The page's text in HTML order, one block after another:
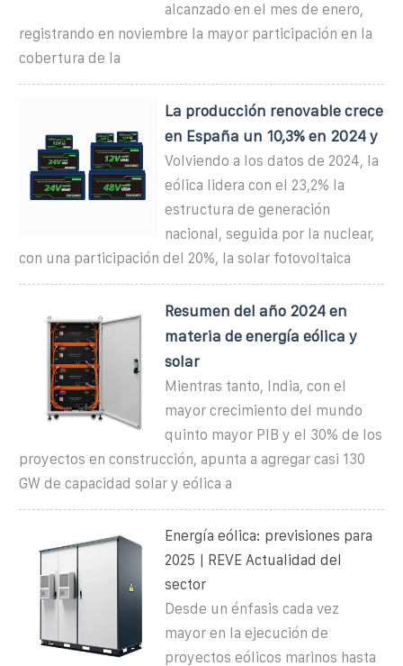
alcanzado en el mes de enero,
registrando en noviembre la mayor participación en la
cobertura de la
La producción renovable crece
en España un 10,3% en 2024 y
Volviendo a los datos de 2024, la
eólica lidera con el 23,2% la
estructura de generación
nacional, seguida por la nuclear,
con una participación del 20%, la solar fotovoltaica
Resumen del año 2024 en
materia de energía eólica y
solar
Mientras tanto, India, con el
mayor crecimiento del mundo
quinto mayor PIB y el 30% de los
proyectos en construcción, apunta a agregar casi 130
GW de capacidad solar y eólica a
Energía eólica: previsiones para
2025 | REVE Actualidad del
sector
Desde un énfasis cada vez
mayor en la ejecución de
proyectos eólicos marinos hasta